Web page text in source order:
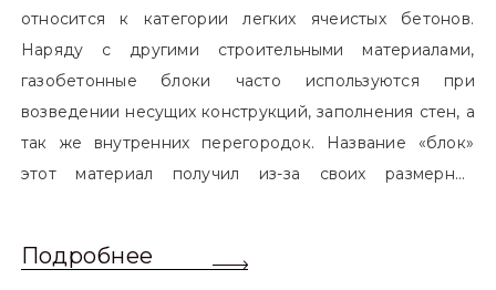
относится к категории легких ячеистых бетонов.
Наряду с другими строительными материалами,
газобетонные блоки часто используются при
возведении несущих конструкций, заполнения стен, а
так же внутренних перегородок. Название «блок»
этот материал получил из-за своих размерных
обычный одинарный кирпич. Размер блоков различен
Подробнее